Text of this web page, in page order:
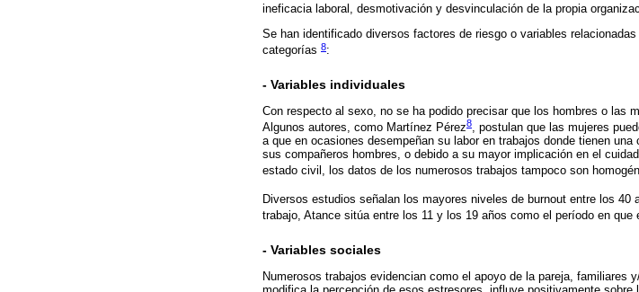
ineficacia laboral, desmotivación y desvinculación de la propia
Se han identificado diversos factores de riesgo o variables
categorías 8:
- Variables individuales
Con respecto al sexo, no se ha podido precisar que los hombres o las
Algunos autores, como Martínez Pérez8, postulan que las mujeres
a que en ocasiones desempeñan su labor en trabajos donde tienen
sus compañeros hombres, o debido a su mayor implicación en el
estado civil, los datos de los numerosos trabajos tampoco son
Diversos estudios señalan los mayores niveles de burnout entre los 40
trabajo, Atance sitúa entre los 11 y los 19 años como el período en
- Variables sociales
Numerosos trabajos evidencian como el apoyo de la pareja, familiares